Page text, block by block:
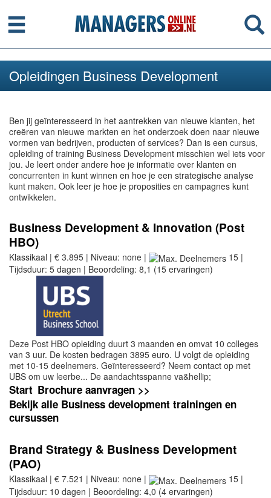
Menu
Opleidingen Business Development
Ben jij geïnteresseerd in het aantrekken van nieuwe klanten, het
creëren van nieuwe markten en het onderzoek doen naar nieuwe
vormen van bedrijven, producten of services? Dan is een cursus,
opleiding of training Business Development misschien wel iets voor
jou. Je leert onder andere hoe je informatie over klanten en
concurrenten in kunt winnen en hoe je een strategische analyse
kunt maken. Ook leer je hoe je proposities en campagnes kunt
ontwikkelen.
Business Development & Innovation (Post
HBO)
Klassikaal | € 3.895 | Niveau: none |
15 |
Tijdsduur: 5 dagen | Beoordeling: 8,1 (15 ervaringen)
Deze Post HBO opleiding duurt 3 maanden en omvat 10 colleges
van 3 uur. De kosten bedragen 3895 euro. U volgt de opleiding
met 10-15 deelnemers. Geïnteresseerd? Neem contact op met
UBS om uw leerbe... De aandachtsspanne va&hellip;
Start Brochure aanvragen >>
Bekijk alle Business development trainingen en
cursussen
Brand Strategy & Business Development
(PAO)
Klassikaal | € 7.521 | Niveau: none |
15 |
Tijdsduur: 10 dagen | Beoordeling: 4,0 (4 ervaringen)